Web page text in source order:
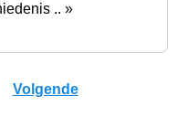
.. »
Volgende